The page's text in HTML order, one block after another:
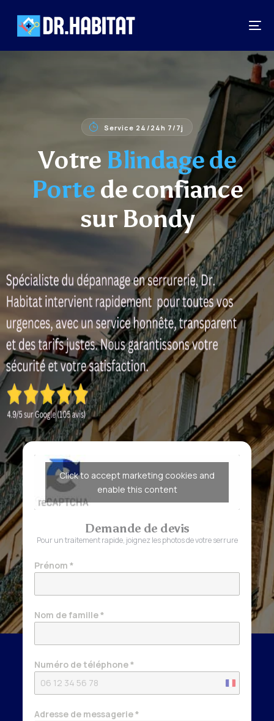
Service 24/24h 7/7j
Votre Blindage de
Porte de confiance
sur Bondy
Click to accept marketing cookies and
enable this content
Demande de devis
Pour un traitement rapide, joignez les photos de votre serrure
Prénom*
Nom de famille*
Numéro de téléphone*
France
Adresse de messagerie*